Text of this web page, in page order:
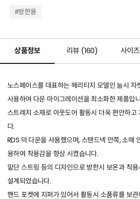
#방한용
상품정보 리뷰 (160) 사이
노스페이스를 대표하는 헤리티지 모델인 눕시 자
사용하여 다운 마이그레이션을 최소화한 제품입
스트레치 소재로 아웃도어 활동시 더욱 편안하고
다.
RDS 덕 다운을 사용했으며, 스탠드넥 안쪽, 소매
용하여 착용감을 향상 시켰습니다.
밑단 스트링 등의 디자인으로 방한시 보온과 착
설계되었습니다.
핸드 포켓에 지퍼가 있어서 활동시 소품류를 보